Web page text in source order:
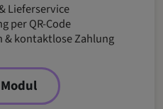
Lieferservice
per QR-Code
& kontaktlose Zahlung